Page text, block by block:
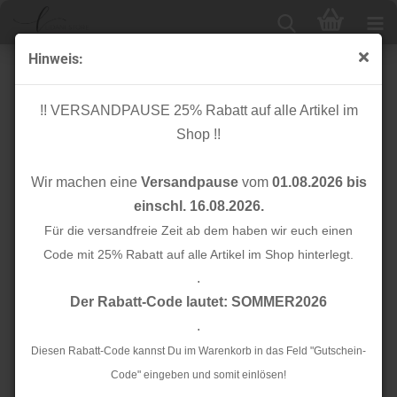
Hinweis:
!! VERSANDPAUSE 25% Rabatt auf alle Artikel im
Shop !!
Wir machen eine Versandpausevom 01.08.2026 bis
einschl. 16.08.2026.
Für die versandfreie Zeit ab dem haben wir euch einen
Code mit 25% Rabatt auf alle Artikel im Shop hinterlegt.
.
Der Rabatt-Code lautet: SOMMER2026
.
Diesen Rabatt-Code kannst Du im Warenkorb in das Feld "Gutschein-
Code" eingeben und somit einlösen!
Viskose Stretch - Greta - blush